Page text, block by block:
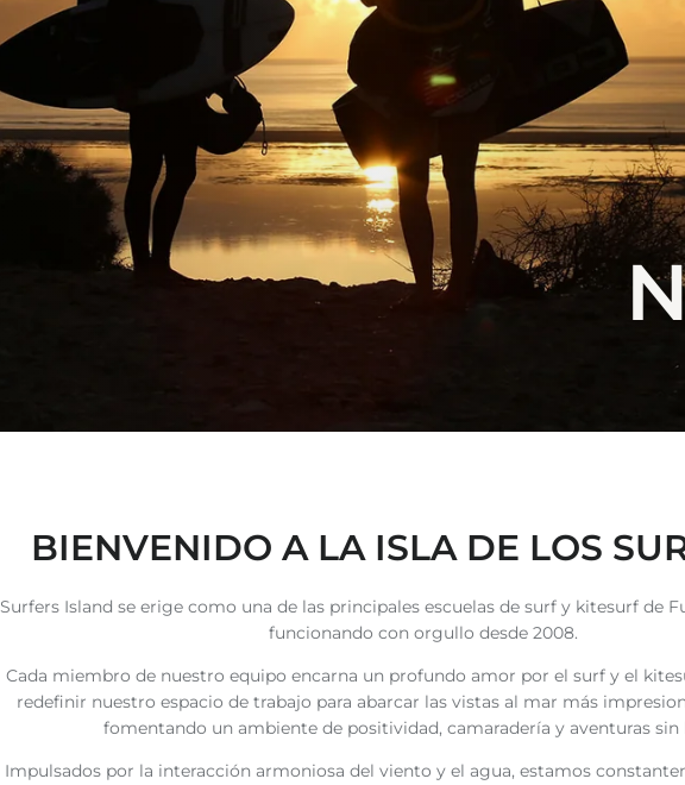
BIENVENIDO A LA ISLA DE LOS
Surfers Island se erige como una de las principales escuelas de surf y kitesurf de
funcionando con orgullo desde 2008.
Cada miembro de nuestro equipo encarna un profundo amor por el surf y el
redefinir nuestro espacio de trabajo para abarcar las vistas al mar más
fomentando un ambiente de positividad, camaradería y aventuras sin
Impulsados ​​por la interacción armoniosa del viento y el agua, estamos